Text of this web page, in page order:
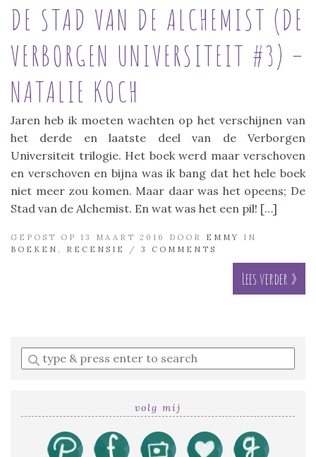
DE STAD VAN DE ALCHEMIST (DE
VERBORGEN UNIVERSITEIT #3) –
NATALIE KOCH
Jaren heb ik moeten wachten op het verschijnen van
het derde en laatste deel van de Verborgen
Universiteit trilogie. Het boek werd maar verschoven
en verschoven en bijna was ik bang dat het hele boek
niet meer zou komen. Maar daar was het opeens; De
Stad van de Alchemist. En wat was het een pil! […]
GEPOST OP 13 MAART 2016 DOOR EMMY
IN
BOEKEN
RECENSIE / 3 COMMENTS
Lees verder »
Enter
a
volg mij